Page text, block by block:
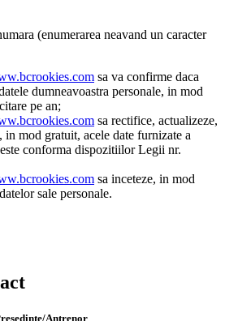
(enumerarea neavand un caracter
sa va confirme daca
dumneavoastra personale, in mod
pe an;
sa rectifice, actualizeze,
in mod gratuit, acele date furnizate a
conforma dispozitiilor Legii nr.
sa inceteze, in mod
sale personale.
Antrenor